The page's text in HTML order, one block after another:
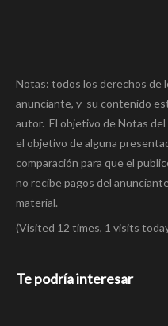
Notas: todos los derechos de
anunciante, y su contenido
autor. El objetivo de Notas
el objetivo de alguna
comparación para que el
no recibe pagos del
material.
(Visited 12 times, 1 visits
Te podría interesar